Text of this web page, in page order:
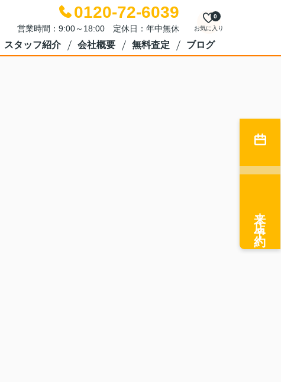
0120-72-6039
営業時間：9:00～18:00 定休日：年中無休 お気に入り
0
スタッフ紹介 会社概要 無料査定 ブログ
来店予約